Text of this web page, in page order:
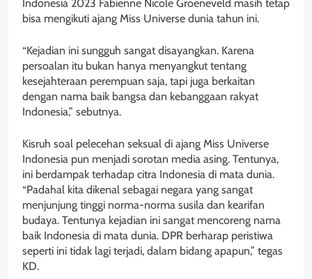
Indonesia 2023 Fabienne Nicole Groeneveld masih tetap
bisa mengikuti ajang Miss Universe dunia tahun ini.
“Kejadian ini sungguh sangat disayangkan. Karena
persoalan itu bukan hanya menyangkut tentang
kesejahteraan perempuan saja, tapi juga berkaitan
dengan nama baik bangsa dan kebanggaan rakyat
Indonesia,” sebutnya.
Kisruh soal pelecehan seksual di ajang Miss Universe
Indonesia pun menjadi sorotan media asing. Tentunya,
ini berdampak terhadap citra Indonesia di mata dunia.
“Padahal kita dikenal sebagai negara yang sangat
menjunjung tinggi norma-norma susila dan kearifan
budaya. Tentunya kejadian ini sangat mencoreng nama
baik Indonesia di mata dunia. DPR berharap peristiwa
seperti ini tidak lagi terjadi, dalam bidang apapun,” tegas
KD.